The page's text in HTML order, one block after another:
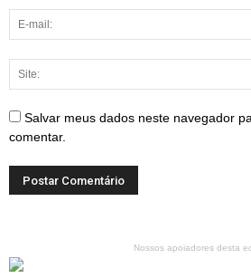
Salvar meus dados neste navegador
comentar.
Nossos apoiadores desta